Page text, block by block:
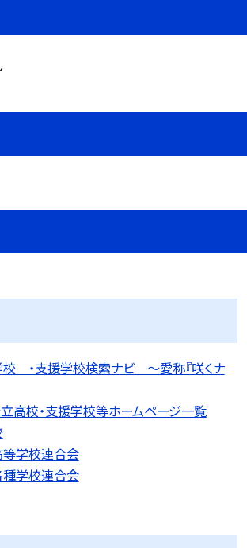
・支援学校検索ナビ 〜愛称『咲くナ
高校・支援学校等ホームページ一覧
学校連合会
学校連合会